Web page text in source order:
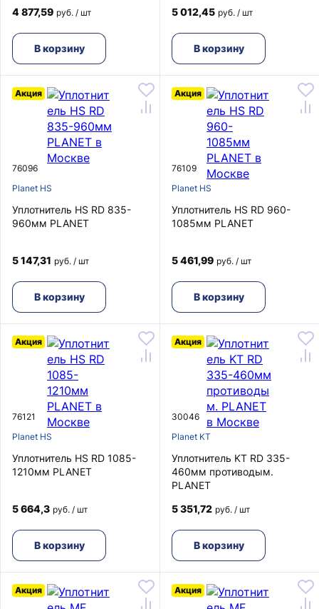
4 877,59 руб. / шт
В корзину
5 012,45 руб. / шт
В корзину
76096
Planet HS
Акция
Уплотнитель HS RD 835-
960мм PLANET
5 147,31 руб. / шт
В корзину
76109
Planet HS
Акция
Уплотнитель HS RD 960-
1085мм PLANET
5 461,99 руб. / шт
В корзину
76121
Planet HS
Акция
Уплотнитель HS RD 1085-
1210мм PLANET
5 664,3 руб. / шт
В корзину
30046
Planet KT
Акция
Уплотнитель KT RD 335-
460мм противодым.
PLANET
5 351,72 руб. / шт
В корзину
Акция Акция